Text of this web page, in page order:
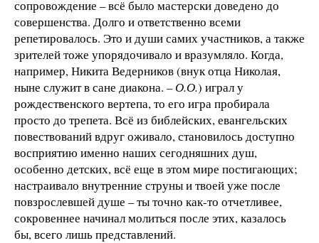
сопровождение – всё было мастерски доведено до
совершенства. Долго и ответственно всеми
репетировалось. Это и души самих участников, а также
зрителей тоже упорядочивало и вразумляло. Когда,
например, Никита Ведерников (внук отца Николая,
ныне служит в сане диакона. – О.О.) играл у
рождественского вертепа, то его игра пробирала
просто до трепета. Всё из библейских, евангельских
повествований вдруг оживало, становилось доступно
восприятию именно наших сегодняшних душ,
особенно детских, всё еще в этом мире постигающих;
настраивало внутренние струны и твоей уже после
повзрослевшей душе – ты точно как-то отчетливее,
сокровеннее начинал молиться после этих, казалось
бы, всего лишь представлений.